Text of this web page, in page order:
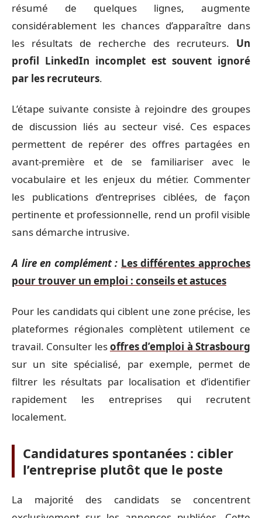
résumé de quelques lignes, augmente
considérablement les chances d’apparaître dans
les résultats de recherche des recruteurs. Un
profil LinkedIn incomplet est souvent ignoré
par les recruteurs.
L’étape suivante consiste à rejoindre des groupes
de discussion liés au secteur visé. Ces espaces
permettent de repérer des offres partagées en
avant-première et de se familiariser avec le
vocabulaire et les enjeux du métier. Commenter
les publications d’entreprises ciblées, de façon
pertinente et professionnelle, rend un profil visible
sans démarche intrusive.
A lire en complément : Les différentes approches
pour trouver un emploi : conseils et astuces
Pour les candidats qui ciblent une zone précise, les
plateformes régionales complètent utilement ce
travail. Consulter lesoffres d’emploi à Strasbourg
sur un site spécialisé, par exemple, permet de
filtrer les résultats par localisation et d’identifier
rapidement les entreprises qui recrutent
localement.
Candidatures spontanées : cibler
l’entreprise plutôt que le poste
La majorité des candidats se concentrent